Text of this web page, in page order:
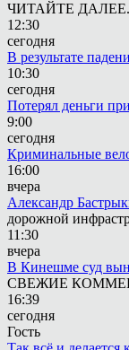
ЧИТАЙТЕ
12:30
сегодня
В результате
10:30
сегодня
Потерял деньги
9:00
сегодня
Криминальные
16:00
вчера
Александр
дорожной
11:30
вчера
В Кинешме суд
СВЕЖИЕ
16:39
сегодня
Гость